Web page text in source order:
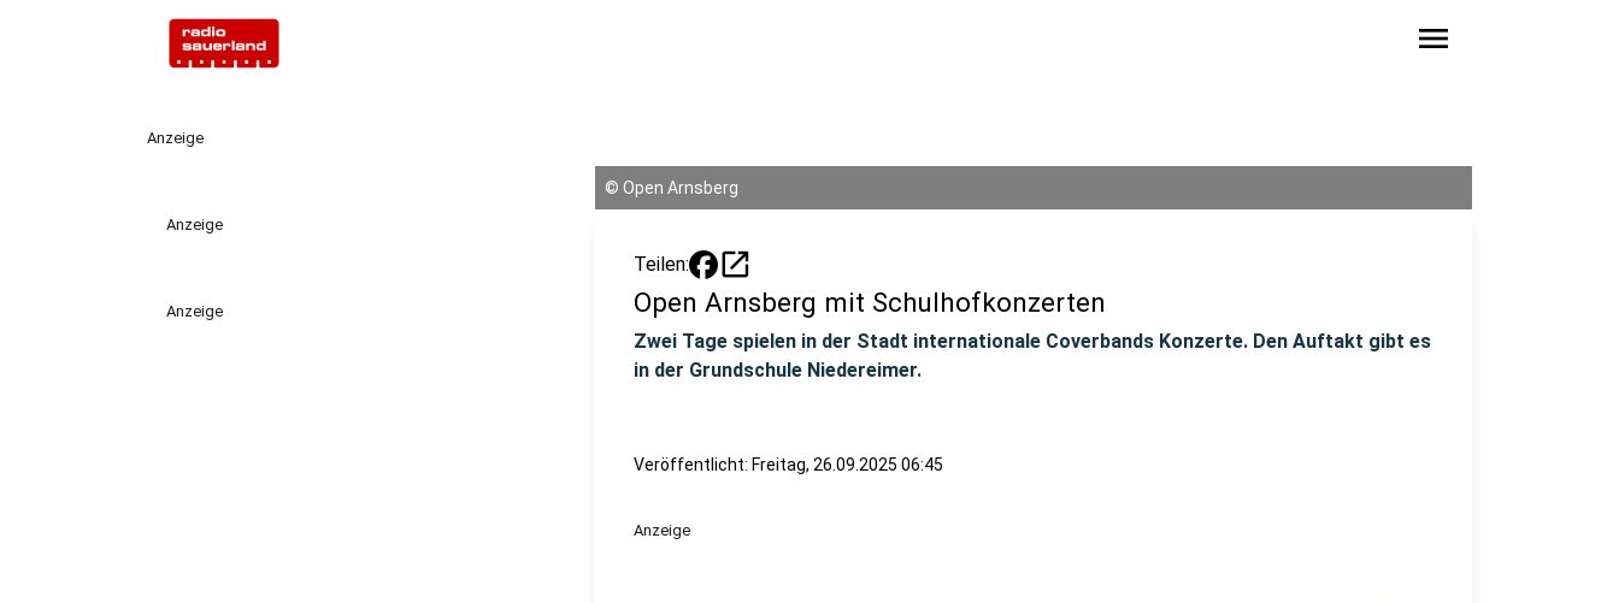
menu
Anzeige
Anzeige
Anzeige
© Open Arnsberg
Teilen: open_in_new
Open Arnsberg mit Schulhofkonzerten
Zwei Tage spielen in der Stadt internationale Coverbands Konzerte. Den Auftakt gibt es
in der Grundschule Niedereimer.
Veröffentlicht: Freitag, 26.09.2025 06:45
Anzeige